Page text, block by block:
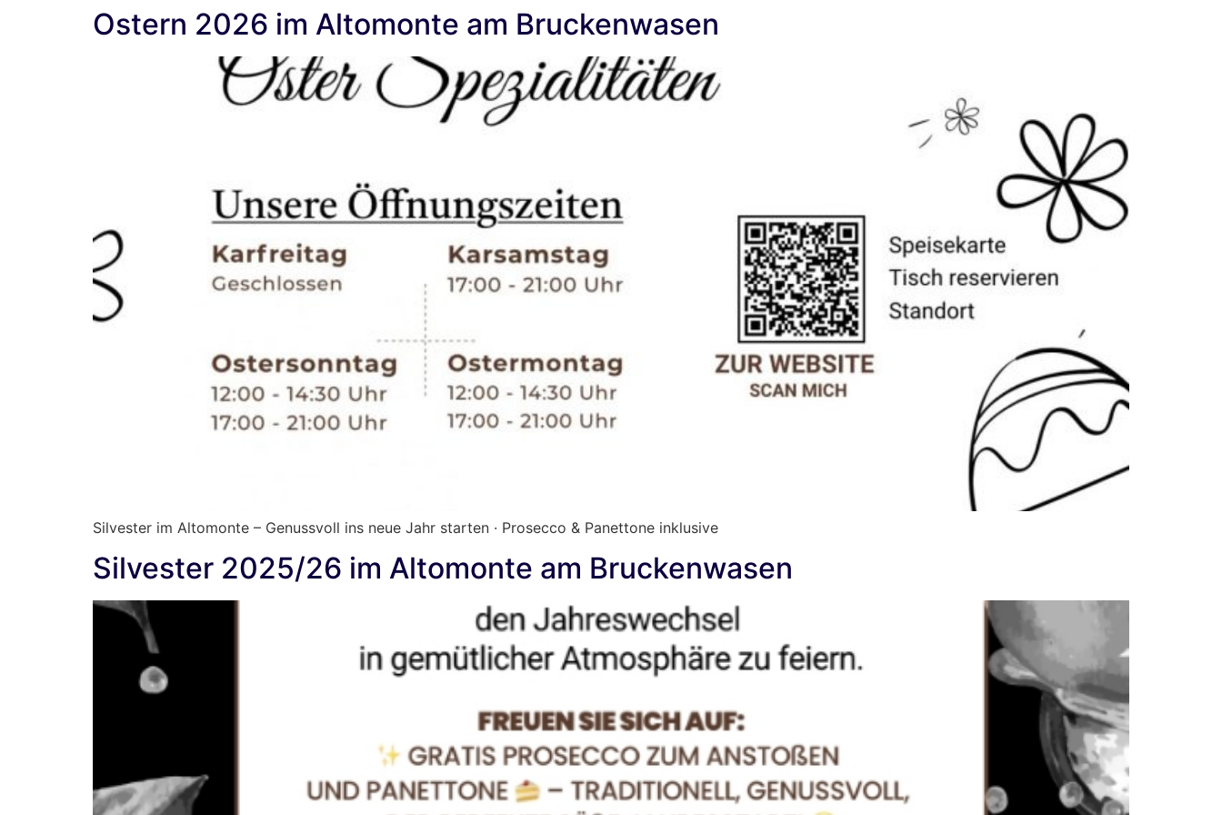
Ostern 2026 im Altomonte am Bruckenwasen
Silvester im Altomonte – Genussvoll ins neue Jahr starten · Prosecco & Panettone inklusive
Silvester 2025/26 im Altomonte am Bruckenwasen